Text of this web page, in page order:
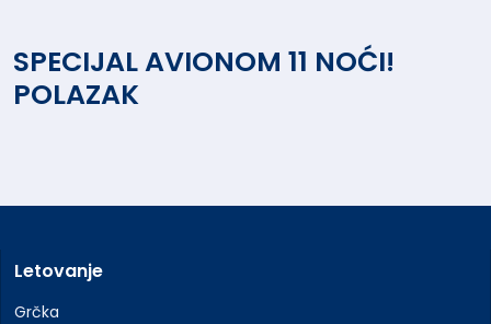
SPECIJAL AVIONOM 11 NOĆI!
POLAZAK
Letovanje
Grčka